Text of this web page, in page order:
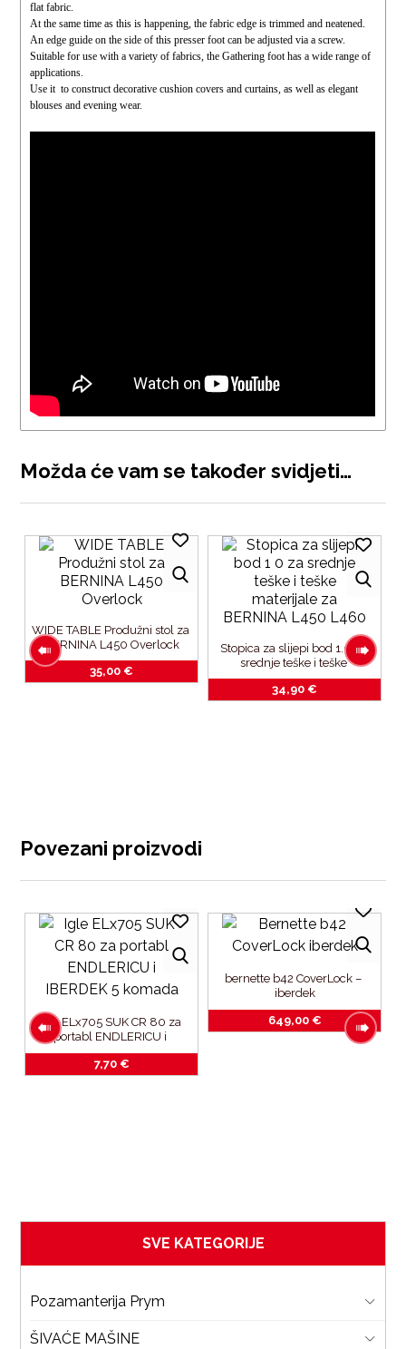
flat fabric.
At the same time as this is happening, the fabric edge is trimmed and neatened.
An edge guide on the side of this presser foot can be adjusted via a screw.
Suitable for use with a variety of fabrics, the Gathering foot has a wide range of
applications.
Use it to construct decorative cushion covers and curtains, as well as elegant
blouses and evening wear.
Možda će vam se također svidjeti…
WIDE TABLE Produžni stol za
BERNINA L450 Overlock
35,00 €
Stopica za slijepi bod 1.0 za
srednje teške i teške
materijale-za BERNINA
L450_L460
34,90 €
Povezani proizvodi
igle ELx705 SUK CR 80 za
portabl ENDLERICU i
IBERDEK_5 komada
7,70 €
bernette b42 CoverLock –
iberdek
649,00 €
SVE KATEGORIJE
Pozamanterija Prym
ŠIVAĆE MAŠINE